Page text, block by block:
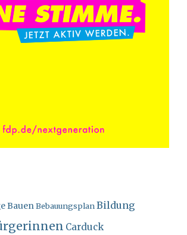
BauenBebauungsplanBildung
Carduck